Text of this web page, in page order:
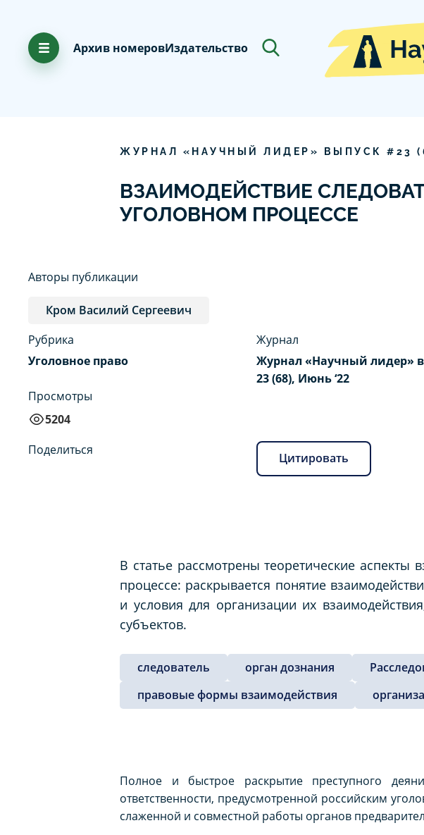
Архив номеровИздательство
ЖУРНАЛ «НАУЧНЫЙ ЛИДЕР» ВЫПУСК # 23 (
ВЗАИМОДЕЙСТВИЕ
УГОЛОВНОМ ПРОЦЕССЕ
Авторы публикации
Кром Василий Сергеевич
Рубрика
Уголовное право
Просмотры
5204
Журнал
Журнал «Научный лидер»
23 (68), Июнь ‘22
Поделиться
Цитировать
В статье рассмотрены теоретические аспекты
процессе: раскрывается понятие
и условия для организации их
субъектов.
следователь орган дознания
правовые формы взаимодействия
Полное и быстрое раскрытие преступного
ответственности, предусмотренной российским
слаженной и совместной работы органов